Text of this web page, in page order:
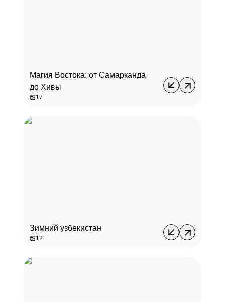
Магия Востока: от Самарканда
до Хивы
17
Зимний узбекистан
12